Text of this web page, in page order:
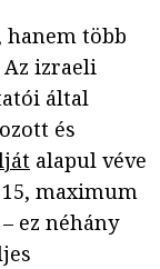
hanem több
izraeli
által
és
alapul véve
maximum
ez néhány